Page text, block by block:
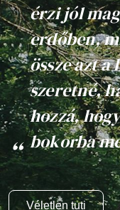
érzi jól
erdőben,
össze azt
szeretné,
hozzá,
bokorba
Véletlen tuti